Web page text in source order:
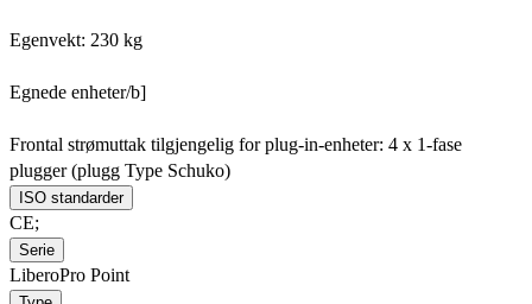
Egenvekt: 230 kg
Egnede enheter/b]
Frontal strømuttak tilgjengelig for plug-in-enheter: 4 x 1-fase
plugger (plugg Type Schuko)
ISO standarder
CE;
Serie
LiberoPro Point